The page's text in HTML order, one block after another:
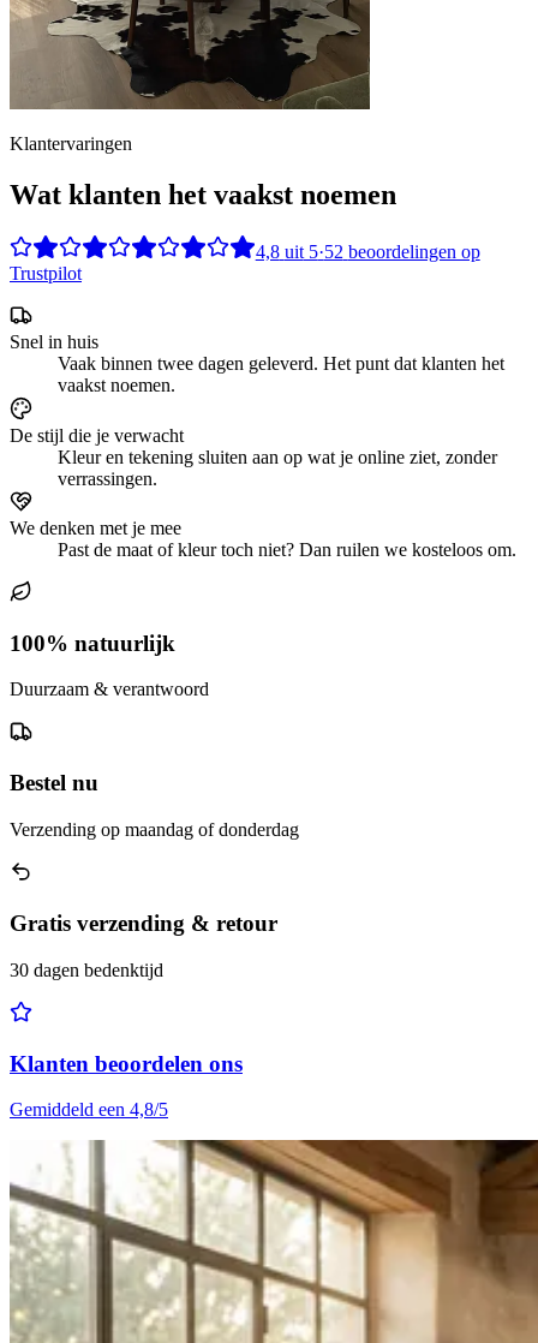
Klantervaringen
Wat klanten het vaakst noemen
4,8 uit5·52 beoordelingen op
Trustpilot
Snel in huis
Vaak binnen twee dagen geleverd. Het punt dat klanten het
vaakst noemen.
De stijl die je verwacht
Kleur en tekening sluiten aan op wat je online ziet, zonder
verrassingen.
We denken met je mee
Past de maat of kleur toch niet? Dan ruilen we kosteloos om.
100% natuurlijk
Duurzaam & verantwoord
Bestel nu
Verzending op maandag of donderdag
Gratis verzending & retour
30 dagen bedenktijd
Klanten beoordelen ons
Gemiddeld een 4,8/5